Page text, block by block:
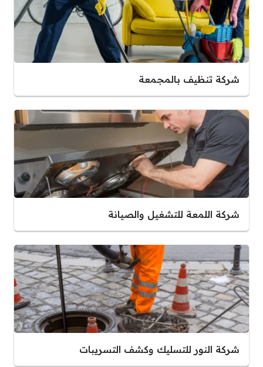
شركة تنظيف بالمجمعة
شركة اللمعة للتشغيل والصيانة
شركة النور للتسليك وكشف التسريبات